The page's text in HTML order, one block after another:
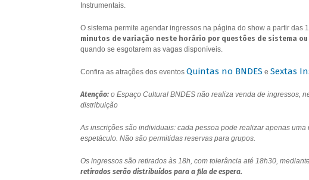
Instrumentais.
O sistema permite agendar ingressos na página do show a partir das
minutos de variação neste horário por questões de sistema ou
quando se esgotarem as vagas disponíveis.
Confira as atrações dos eventos Quintas no BNDES e Sextas
Atenção:o Espaço Cultural BNDES não realiza venda de ingressos,
distribuição
As inscrições são individuais: cada pessoa pode realizar apenas
espetáculo. Não são permitidas reservas para grupos.
Os ingressos são retirados às 18h, com tolerância até 18h30,
retirados serão distribuídos para a fila de espera.